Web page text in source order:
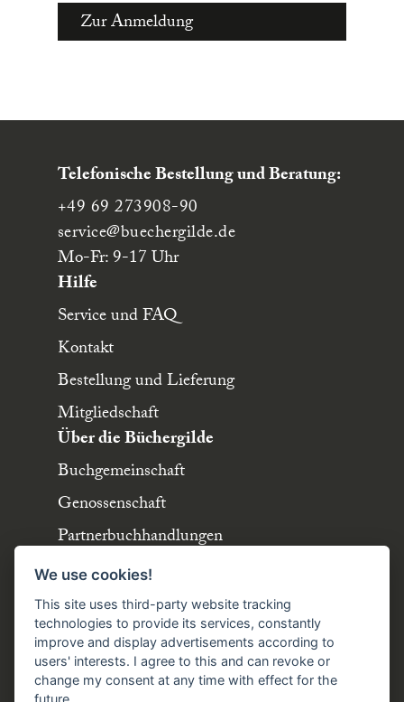
Zur Anmeldung
Telefonische Bestellung und Beratung:
+49 69 273908-90
service@buechergilde.de
Mo-Fr: 9-17 Uhr
Hilfe
Service und FAQ
Kontakt
Bestellung und Lieferung
Mitgliedschaft
Über die Büchergilde
Buchgemeinschaft
Genossenschaft
Partnerbuchhandlungen
Büchergilde online
Stellenangebote
Folgen Sie uns!
FacebookInstagramYouTubeTikTok
We use cookies!
This site uses third-party website tracking
technologies to provide its services, constantly
improve and display advertisements according to
users' interests. I agree to this and can revoke or
change my consent at any time with effect for the